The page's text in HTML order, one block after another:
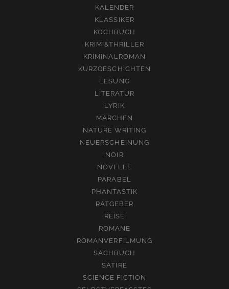
KALENDER
KLASSIKER
KOCHBUCH
KRIMI&THRILLER
KRIMINALROMAN
KURZGESCHICHTEN
LESUNG
LITERATUR
LYRIK
MÄRCHEN
NATURE WRITING
NEUERSCHEINUNG
NOIR
NOVELLE
PARABEL
PHANTASTIK
RATGEBER
REISE
ROMANE
ROMANVERFILMUNG
SACHBUCH
SATIRE
SCIENCE FICTION